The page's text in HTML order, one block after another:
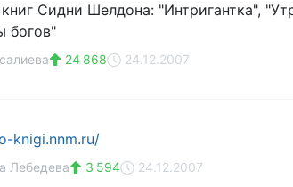
Сидни Шелдона: "Интригантка",
богов"
24 868 24.12.2007
knigi.nnm.ru/
Лебедева 3 594 24.12.2007